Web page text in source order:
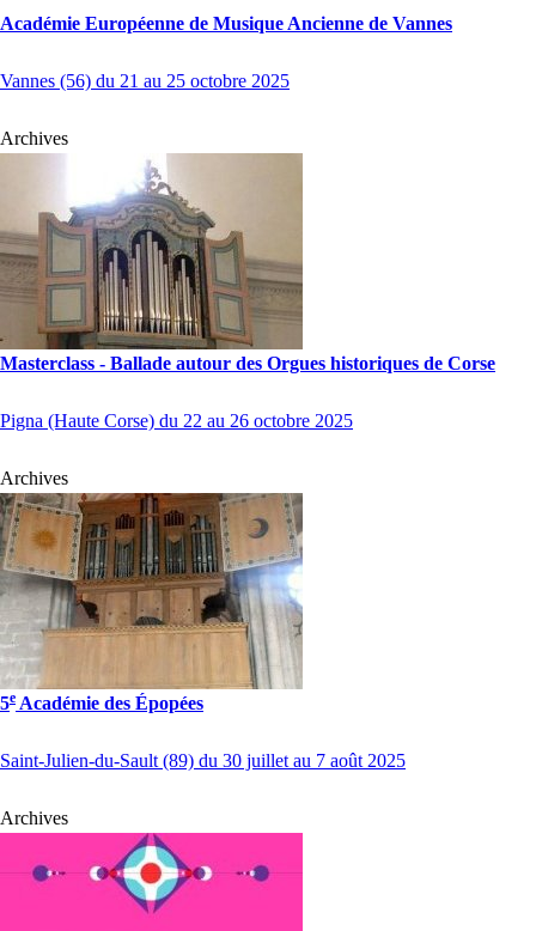
Académie Européenne de Musique Ancienne de Vannes
Vannes (56) du 21 au 25 octobre 2025
Archives
Masterclass - Ballade autour des Orgues historiques de Corse
Pigna (Haute Corse) du 22 au 26 octobre 2025
Archives
5e Académie des Épopées
Saint-Julien-du-Sault (89) du 30 juillet au 7 août 2025
Archives